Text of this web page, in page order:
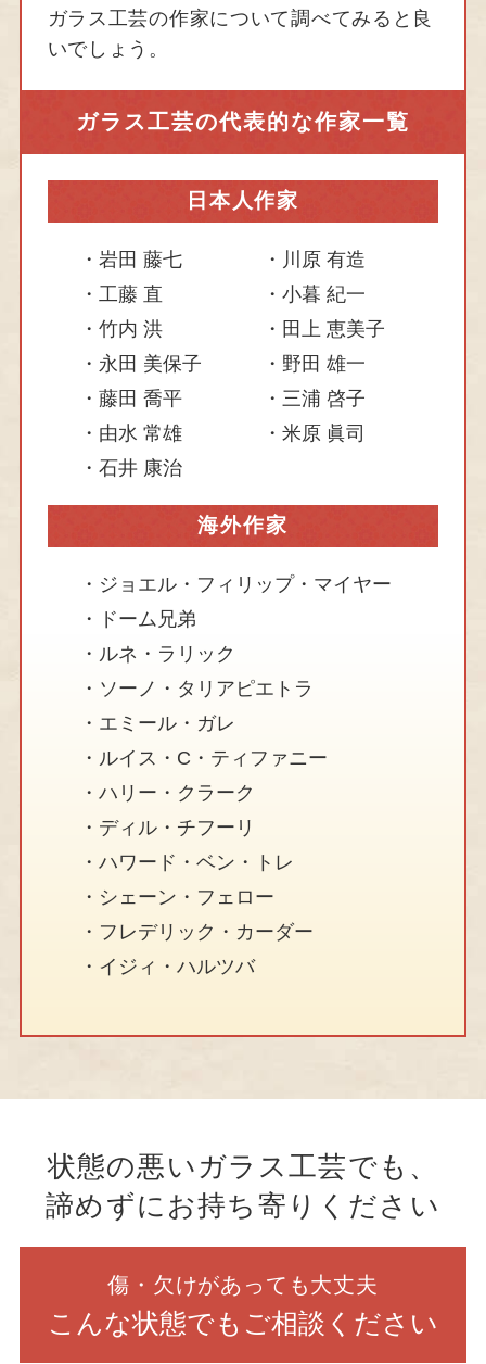
ガラス工芸の作家について調べてみると良
いでしょう。
ガラス工芸の代表的な作家一覧
日本人作家
岩田 藤七
川原 有造
工藤 直
小暮 紀一
竹内 洪
田上 恵美子
永田 美保子
野田 雄一
藤田 喬平
三浦 啓子
由水 常雄
米原 眞司
石井 康治
海外作家
ジョエル・フィリップ・マイヤー
ドーム兄弟
ルネ・ラリック
ソーノ・タリアピエトラ
エミール・ガレ
ルイス・C・ティファニー
ハリー・クラーク
ディル・チフーリ
ハワード・ベン・トレ
シェーン・フェロー
フレデリック・カーダー
イジィ・ハルツバ
状態の悪いガラス工芸でも、
諦めずにお持ち寄りください
傷・欠けがあっても大丈夫
こんな状態でも ご相談ください